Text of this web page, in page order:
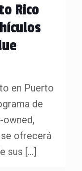
Rico
en Puerto
de
ofrecerá
sus […]